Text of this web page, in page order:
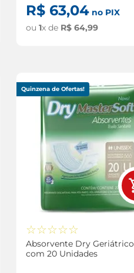
R$ 63,04no PIX
ou 1x de R$ 64,99
Quinzena de Ofertas!
☆☆☆☆☆
Absorvente Dry Geriátrico
com 20 Unidades